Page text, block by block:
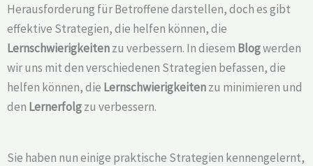
Herausforderung für Betroffene darstellen, doch es gibt
effektive Strategien, die helfen können, die
Lernschwierigkeitenzu verbessern. In diesem Blogwerden
wir uns mit den verschiedenen Strategien befassen, die
helfen können, die Lernschwierigkeitenzu minimieren und
den Lernerfolgzu verbessern.
Sie haben nun einige praktische Strategien kennengelernt,